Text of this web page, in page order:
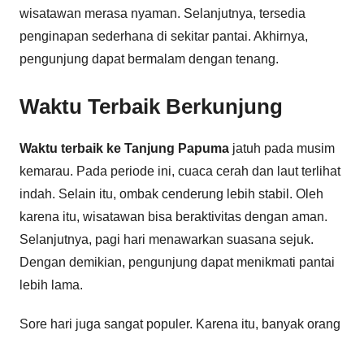
wisatawan merasa nyaman. Selanjutnya, tersedia
penginapan sederhana di sekitar pantai. Akhirnya,
pengunjung dapat bermalam dengan tenang.
Waktu Terbaik Berkunjung
Waktu terbaik ke Tanjung Papuma jatuh pada musim
kemarau. Pada periode ini, cuaca cerah dan laut terlihat
indah. Selain itu, ombak cenderung lebih stabil. Oleh
karena itu, wisatawan bisa beraktivitas dengan aman.
Selanjutnya, pagi hari menawarkan suasana sejuk.
Dengan demikian, pengunjung dapat menikmati pantai
lebih lama.
Sore hari juga sangat populer. Karena itu, banyak orang